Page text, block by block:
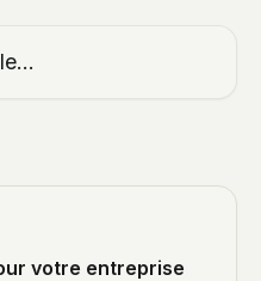
votre entreprise